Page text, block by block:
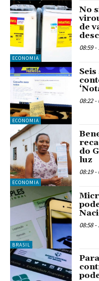
ECONOMIA
No
de
08:59
ECONOMIA
08:22
ECONOMIA
do
luz
08:19
BRASIL
08:58